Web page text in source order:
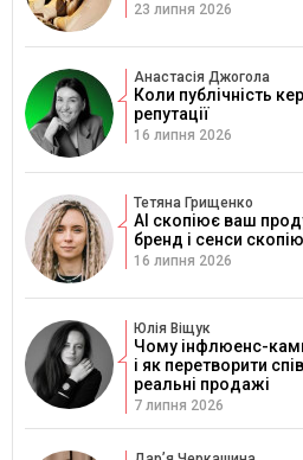
23 липня 2026
Анастасія Джогола
Коли публічність
репутації
16 липня 2026
Тетяна Грищенко
AI скопіює ваш
бренд і сенси
16 липня 2026
Юлія Віщук
Чому інфлюенс-
і як перетворити
реальні продажі
7 липня 2026